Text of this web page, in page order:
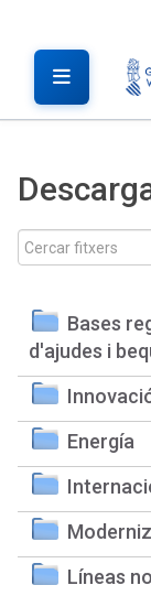
Bases
d'ajudes i
Energía
Líneas